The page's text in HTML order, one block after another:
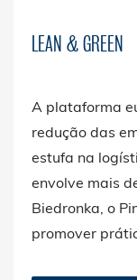
LEAN & GREEN
A plataforma
redução das
estufa na
envolve mais
Biedronka, o
promover